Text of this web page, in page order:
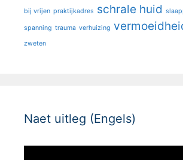
bij vrijen praktijkadres schrale huid
spanning trauma verhuizing
zweten
Naet uitleg (Engels)